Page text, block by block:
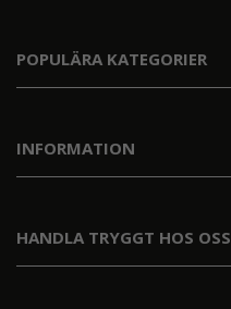
POPULÄRA KATEGORIER
INFORMATION
HANDLA TRYGGT HOS OSS